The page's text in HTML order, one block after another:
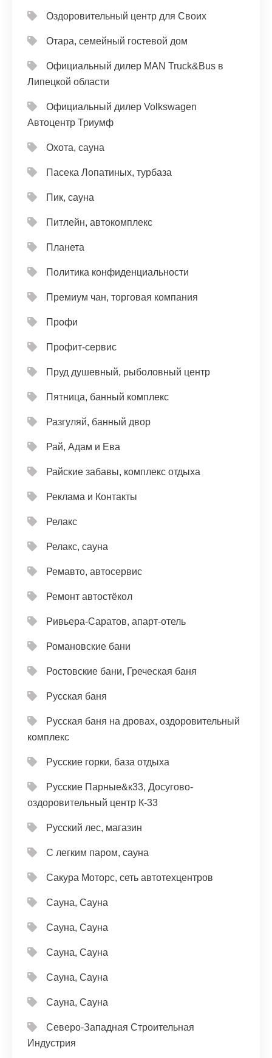
Оздоровительный центр для Своих
Отара, семейный гостевой дом
Официальный дилер MAN Truck&Bus в
Липецкой области
Официальный дилер Volkswagen
Автоцентр Триумф
Охота, сауна
Пасека Лопатиных, турбаза
Пик, сауна
Питлейн, автокомплекс
Планета
Политика конфиденциальности
Премиум чан, торговая компания
Профи
Профит-сервис
Пруд душевный, рыболовный центр
Пятница, банный комплекс
Разгуляй, банный двор
Рай, Адам и Ева
Райские забавы, комплекс отдыха
Реклама и Контакты
Релакс
Релакс, сауна
Ремавто, автосервис
Ремонт автостёкол
Ривьера-Саратов, апарт-отель
Романовские бани
Ростовские бани, Греческая баня
Русская баня
Русская баня на дровах, оздоровительный
комплекс
Русские горки, база отдыха
Русские Парные&к33, Досугово-
оздоровительный центр К-33
Русский лес, магазин
С легким паром, сауна
Сакура Моторс, сеть автотехцентров
Сауна, Сауна
Сауна, Сауна
Сауна, Сауна
Сауна, Сауна
Сауна, Сауна
Северо-Западная Строительная
Индустрия